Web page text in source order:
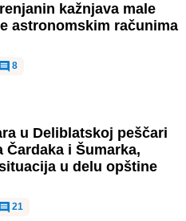
kažnjava male
astronomskim računima
8
u Deliblatskoj peščari
Čardaka i Šumarka,
u delu opštine
21